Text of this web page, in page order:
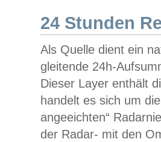
24 Stunden
Als Quelle dient ein
gleitende 24h-
Dieser Layer enthält
handelt es sich um
angeeichten“
der Radar- mit den